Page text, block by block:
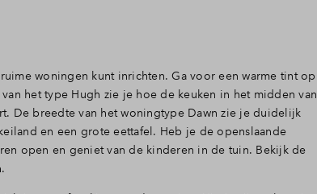
woningen kunt inrichten. Ga voor een warme tint op
het type Hugh zie je hoe de keuken in het midden van
De breedte van het woningtype Dawn zie je duidelijk
en een grote eettafel. Heb je de openslaande
open en geniet van de kinderen in de tuin. Bekijk de